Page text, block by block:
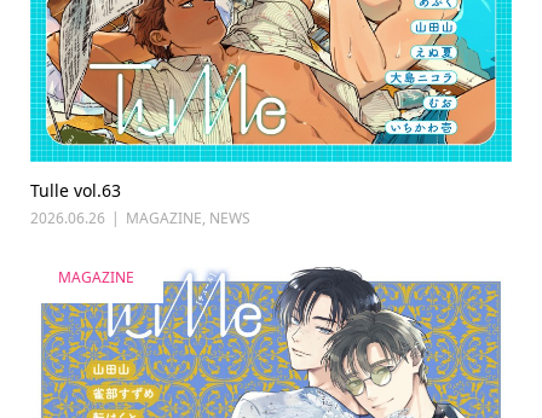
Tulle vol.63
2026.06.26 MAGAZINE, NEWS
MAGAZINE